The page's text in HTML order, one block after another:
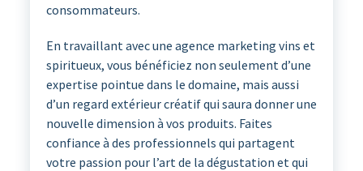
consommateurs.
En travaillant avec une agence marketing vins et
spiritueux, vous bénéficiez non seulement d’une
expertise pointue dans le domaine, mais aussi
d’un regard extérieur créatif qui saura donner une
nouvelle dimension à vos produits. Faites
confiance à des professionnels qui partagent
votre passion pour l’art de la dégustation et qui